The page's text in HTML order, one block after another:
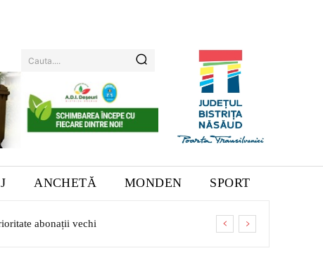
Cauta....
ANCHETĂ MONDEN SPORT
abonații vechi